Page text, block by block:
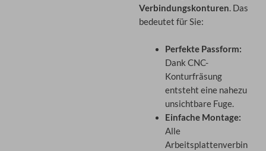
Verbindungskonturen. Das
bedeutet für Sie:
Perfekte Passform:
Dank CNC-
Konturfräsung
entsteht eine nahezu
unsichtbare Fuge.
Einfache Montage:
Alle
Arbeitsplattenverbin